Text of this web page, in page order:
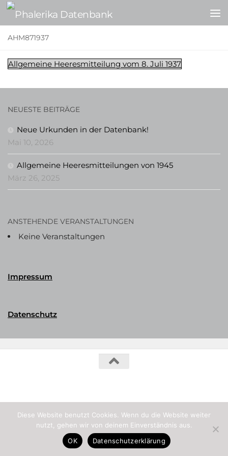
Zum Inhalt springen
AHM871937
Allgemeine Heeresmitteilung vom 8. Juli 1937
NEUESTE BEITRÄGE
Neue Urkunden in der Datenbank!
Mai 10, 2026
Allgemeine Heeresmitteilungen von 1945
März 26, 2025
ANSTEHENDE VERANSTALTUNGEN
Keine Veranstaltungen
Impressum
Datenschutz
Diese Website benutzt Cookies. Wenn du die Website weiter
nutzt, gehen wir von deinem Einverständnis aus.
OK
Datenschutzerklärung